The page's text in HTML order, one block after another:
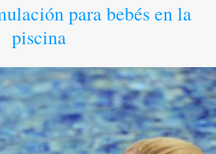
para bebés en la
piscina